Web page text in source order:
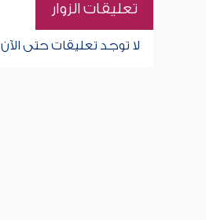
تعليقات الزوار
لا توجد تعليقات حتى الآن